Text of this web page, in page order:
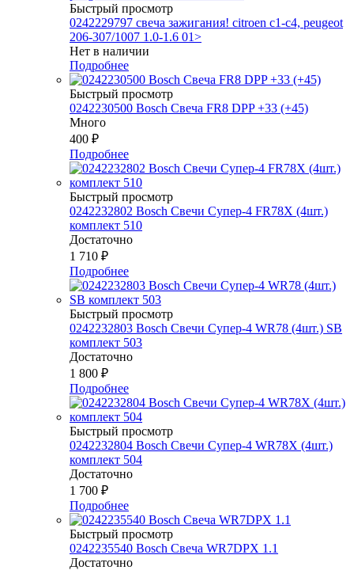
Быстрый просмотр
0242229797 свеча зажигания! citroen c1-c4, peugeot
206-307/1007 1.0-1.6 01>
Нет в наличии
Подробнее
Быстрый просмотр
0242230500 Bosch Свеча FR8 DPP +33 (+45)
Много
400 ₽
Подробнее
Быстрый просмотр
0242232802 Bosch Свечи Супер-4 FR78Х (4шт.)
комплект 510
Достаточно
1 710 ₽
Подробнее
Быстрый просмотр
0242232803 Bosch Свечи Супер-4 WR78 (4шт.) SB
комплект 503
Достаточно
1 800 ₽
Подробнее
Быстрый просмотр
0242232804 Bosch Свечи Супер-4 WR78Х (4шт.)
комплект 504
Достаточно
1 700 ₽
Подробнее
Быстрый просмотр
0242235540 Bosch Свеча WR7DPX 1.1
Достаточно